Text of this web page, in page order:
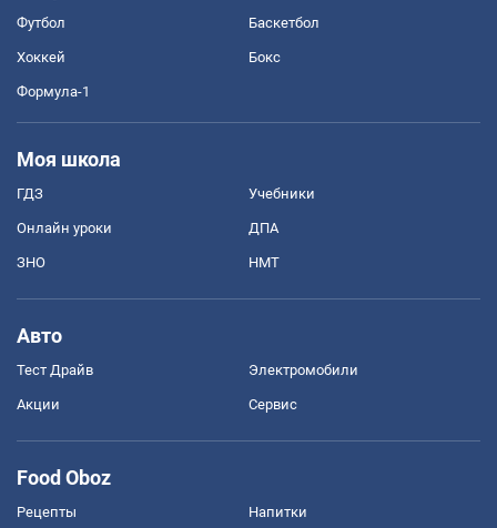
Футбол Баскетбол
Хоккей Бокс
Формула-1
Моя школа
ГДЗ Учебники
Онлайн уроки ДПА
ЗНО НМТ
Авто
Тест Драйв Электромобили
Акции Сервис
Food Oboz
Рецепты Напитки